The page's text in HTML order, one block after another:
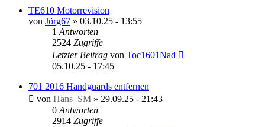
TE610 Motorrevision
von Jörg67 » 03.10.25 - 13:55
1 Antworten
2524 Zugriffe
Letzter Beitrag von Toc1601Nad
05.10.25 - 17:45
701 2016 Handguards entfernen
von Hans_SM » 29.09.25 - 21:43
0 Antworten
2914 Zugriffe